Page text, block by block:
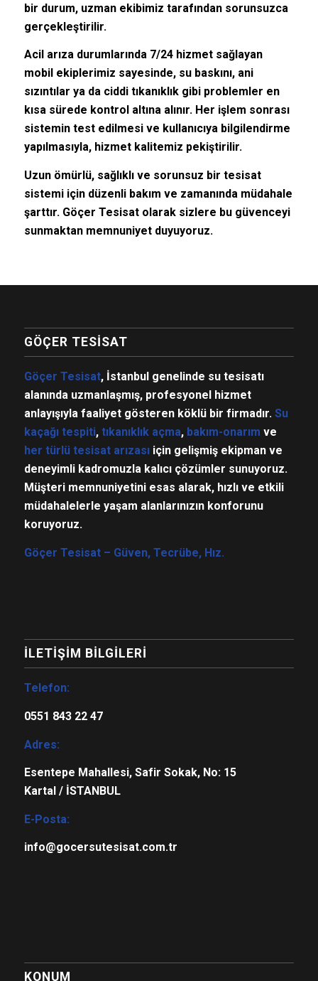
bir durum, uzman ekibimiz tarafından sorunsuzca
gerçekleştirilir.
Acil arıza durumlarında 7/24 hizmet sağlayan
mobil ekiplerimiz sayesinde, su baskını, ani
sızıntılar ya da ciddi tıkanıklık gibi problemler en
kısa sürede kontrol altına alınır. Her işlem sonrası
sistemin test edilmesi ve kullanıcıya bilgilendirme
yapılmasıyla, hizmet kalitemiz pekiştirilir.
Uzun ömürlü, sağlıklı ve sorunsuz bir tesisat
sistemi için düzenli bakım ve zamanında müdahale
şarttır. Göçer Tesisat olarak sizlere bu güvenceyi
sunmaktan memnuniyet duyuyoruz.
GÖÇER TESISAT
Göçer Tesisat, İstanbul genelinde su tesisatı
alanında uzmanlaşmış, profesyonel hizmet
anlayışıyla faaliyet gösteren köklü bir firmadır. Su
kaçağı tespiti, tıkanıklık açma, bakım-onarım ve
her türlü tesisat arızasıiçin gelişmiş ekipman ve
deneyimli kadromuzla kalıcı çözümler sunuyoruz.
Müşteri memnuniyetini esas alarak, hızlı ve etkili
müdahalelerle yaşam alanlarınızın konforunu
koruyoruz.
Göçer Tesisat – Güven, Tecrübe, Hız.
İLETIŞIM BILGILERI
Telefon:
0551 843 22 47
Adres:
Esentepe Mahallesi, Safir Sokak, No: 15
Kartal / İSTANBUL
E-Posta:
info@gocersutesisat.com.tr
KONUM